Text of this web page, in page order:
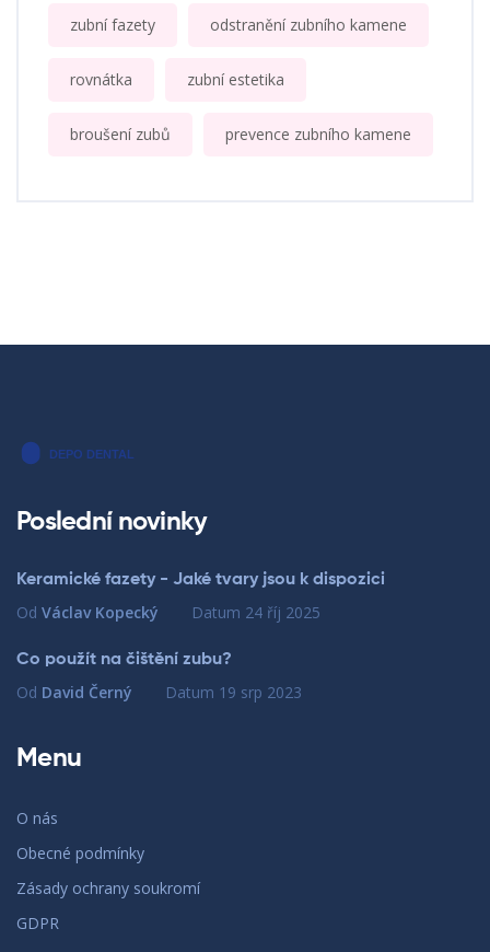
zubní fazety odstranění zubního kamene
rovnátka zubní estetika
broušení zubů prevence zubního kamene
Poslední novinky
Keramické fazety - Jaké tvary jsou k dispozici
Od Václav Kopecký Datum 24 říj 2025
Co použít na čištění zubu?
Od David Černý Datum 19 srp 2023
Menu
O nás
Obecné podmínky
Zásady ochrany soukromí
GDPR